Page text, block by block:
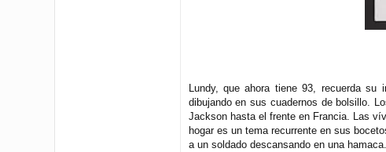
Lundy, que ahora tiene 93, recuerda su
dibujando en sus cuadernos de bolsillo.
Jackson hasta el frente en Francia. Las
hogar es un tema recurrente en sus
a un soldado descansando en una hamaca.